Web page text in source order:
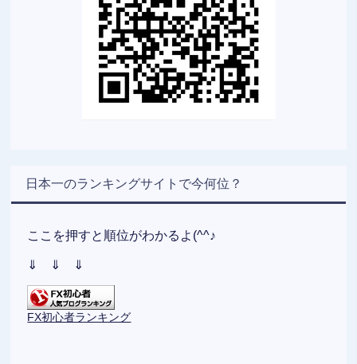
日本一のランキングサイトで今何位？
ここを押すと順位がわかるよ(^^♪
⇓ ⇓ ⇓
FX初心者ランキング